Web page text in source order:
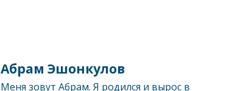
Абрам Эшонкулов
Меня зовут Абрам. Я родился и вырос в